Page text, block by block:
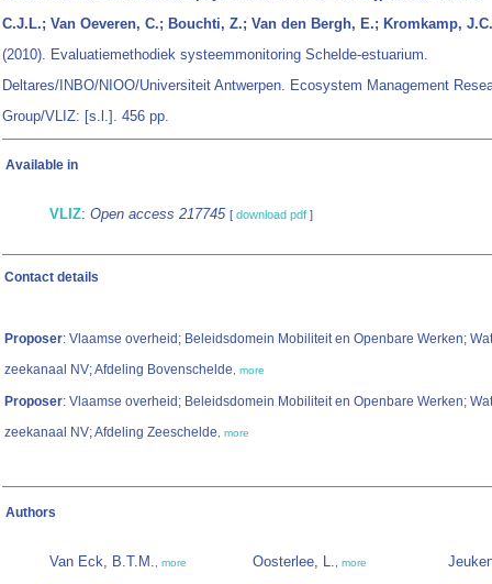
C.J.L.; Van Oeveren, C.; Bouchti, Z.; Van den Bergh, E.; Kromkamp, J.C.
(2010). Evaluatiemethodiek systeemmonitoring Schelde-estuarium.
Deltares/INBO/NIOO/Universiteit Antwerpen. Ecosystem Management
Group/VLIZ: [s.l.]. 456 pp.
Available in
VLIZ: Open access 217745 [ download pdf ]
Contact details
Proposer: Vlaamse overheid; Beleidsdomein Mobiliteit en Openbare Werken;
zeekanaal NV; Afdeling Bovenschelde, more
Proposer: Vlaamse overheid; Beleidsdomein Mobiliteit en Openbare Werken;
zeekanaal NV; Afdeling Zeeschelde, more
Authors
Van Eck, B.T.M., more Oosterlee, L., more